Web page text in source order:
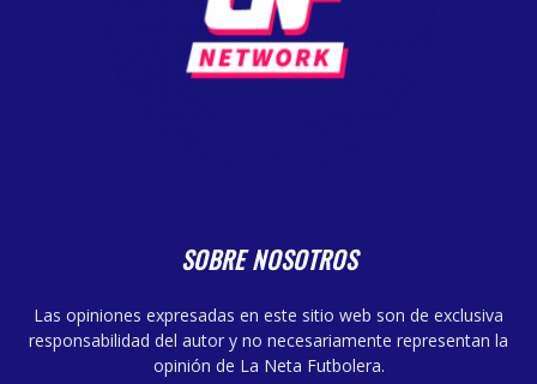
SOBRE NOSOTROS
Las opiniones expresadas en este sitio web son de exclusiva
responsabilidad del autor y no necesariamente representan la
opinión de La Neta Futbolera.